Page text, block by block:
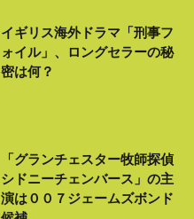
イギリス海外ドラマ「刑事フ
ォイル」、ロングセラーの秘
密は何？
「グランチェスター牧師探偵
シドニーチェンバース」の主
演は００７ジェームズボンド